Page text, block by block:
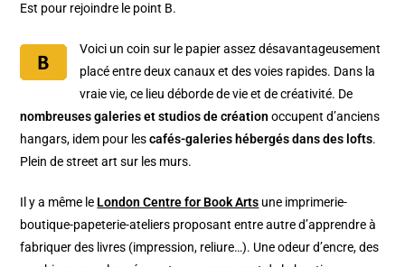
Est pour rejoindre le point B.
Voici un coin sur le papier assez désavantageusement
placé entre deux canaux et des voies rapides. Dans la
vraie vie, ce lieu déborde de vie et de créativité. De
nombreuses galeries et studios de création occupent d’anciens
hangars, idem pour lescafés-galeries hébergés dans des lofts.
Plein de street art sur les murs.
Il y a même le London Centre for Book Arts une imprimerie-
boutique-papeterie-ateliers proposant entre autre d’apprendre à
fabriquer des livres (impression, reliure…). Une odeur d’encre, des